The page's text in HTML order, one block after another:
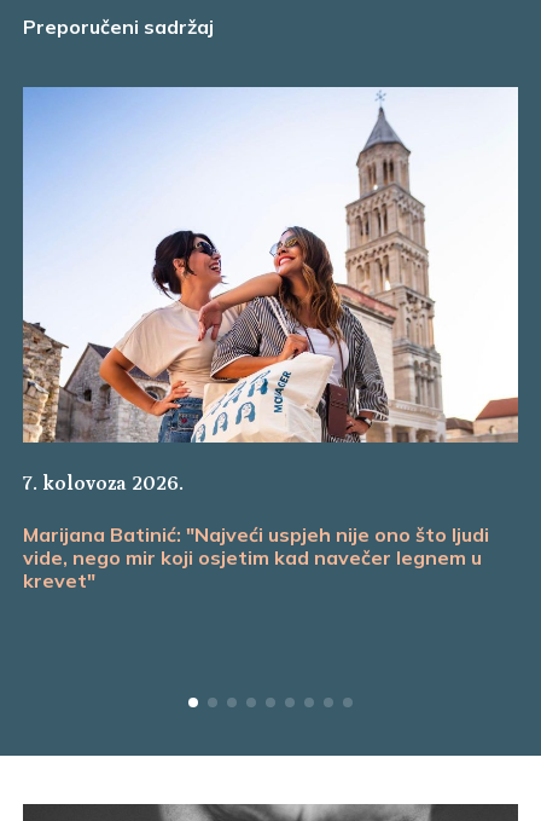
Preporučeni sadržaj
7. kolovoza 2026.
Marijana Batinić: "Najveći uspjeh nije ono što ljudi
vide, nego mir koji osjetim kad navečer legnem u
krevet"